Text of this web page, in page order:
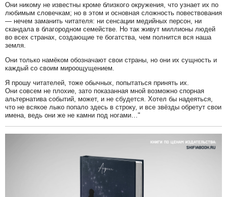
Они никому не известны кроме близкого окружения, что узнает их по
любимым словечкам; но в этом и основная сложность повествования
— нечем заманить читателя: ни сенсации медийных персон, ни
скандала в благородном семействе. Но так живут миллионы людей
во всех странах, создающие те богатства, чем полнится вся наша
земля.
Они только намёком обозначают свои страны, но они их сущность и
каждый со своим мироощущением.
Я прошу читателей, тоже обычных, попытаться принять их.
Они совсем не плохие, зато показанная мной возможно спорная
альтернатива событий, может, и не сбудется. Хотел бы надеяться,
что не всякое лыко попало здесь в строку, и все звёзды обретут свои
имена, ведь они же не камни под ногами…"